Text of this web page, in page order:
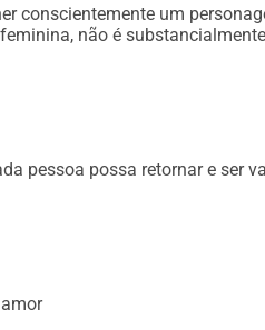
conscientemente um
não é
pessoa possa retornar e ser